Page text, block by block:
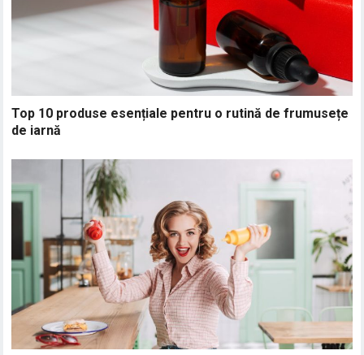
Top 10 produse esențiale pentru o rutină de frumusețe
de iarnă